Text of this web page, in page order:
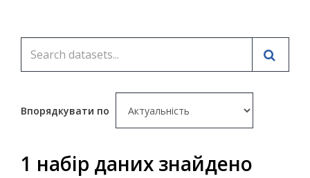
Впорядкувати по
1 набір даних знайдено